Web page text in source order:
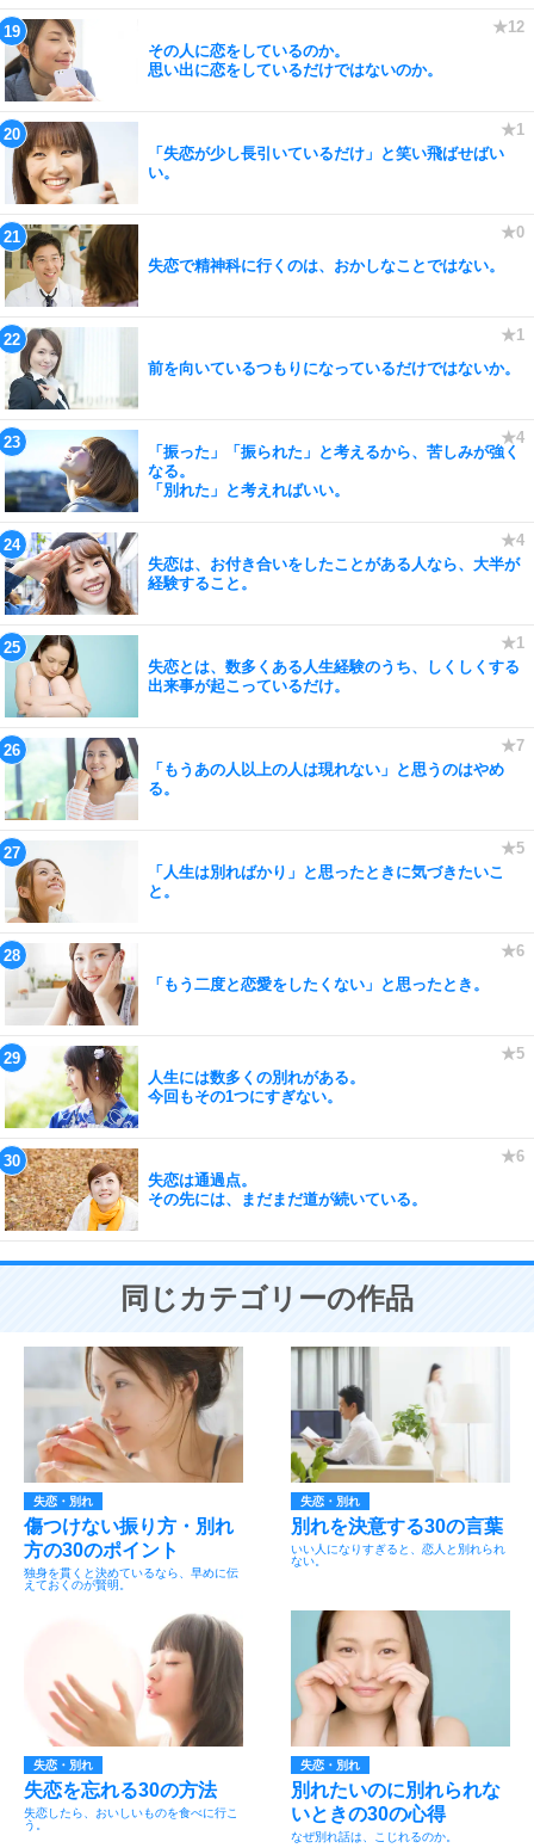
その人に恋をしているのか。
思い出に恋をしているだけではないのか。
「失恋が少し長引いているだけ」と笑い飛ばせばい
い。
失恋で精神科に行くのは、おかしなことではない。
前を向いているつもりになっているだけではないか。
「振った」「振られた」と考えるから、苦しみが強く
なる。
「別れた」と考えればいい。
失恋は、お付き合いをしたことがある人なら、大半が
経験すること。
失恋とは、数多くある人生経験のうち、しくしくする
出来事が起こっているだけ。
「もうあの人以上の人は現れない」と思うのはやめ
る。
「人生は別ればかり」と思ったときに気づきたいこ
と。
「もう二度と恋愛をしたくない」と思ったとき。
人生には数多くの別れがある。
今回もその1つにすぎない。
失恋は通過点。
その先には、まだまだ道が続いている。
同じカテゴリーの作品
失恋・別れ
傷つけない振り方・別れ
方の30のポイント
独身を貫くと決めているなら、早めに伝
えておくのが賢明。
失恋・別れ
別れを決意する30の言葉
いい人になりすぎると、恋人と別れられ
ない。
失恋・別れ
失恋を忘れる30の方法
失恋したら、おいしいものを食べに行こ
う。
失恋・別れ
別れたいのに別れられな
いときの30の心得
なぜ別れ話は、こじれるのか。